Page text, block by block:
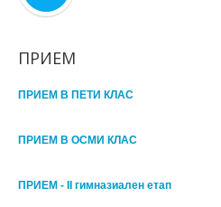
ПРИЕМ
ПРИЕМ В ПЕТИ КЛАС
ПРИЕМ В ОСМИ КЛАС
ПРИЕМ - II гимназиален етап